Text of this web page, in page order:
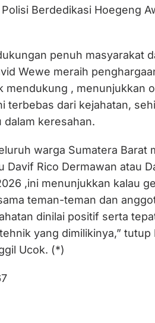
Berdedikasi Hoegeng
penuh masyarakat
Wewe meraih
mendukung , menunjukkan
terbebas dari kejahatan,
dalam keresahan.
warga Sumatera Barat
Davif Rico Dermawan atau
,ini menunjukkan kalau
teman-teman dan
dinilai positif serta
yang dimilikinya,” tutup
Ucok. (*)